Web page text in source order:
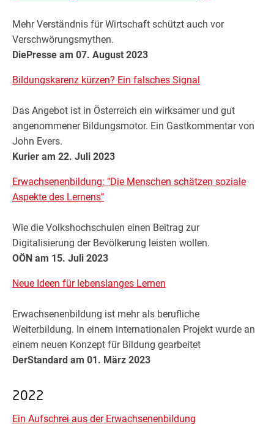
Mehr Verständnis für Wirtschaft schützt auch vor
Verschwörungsmythen.
DiePresse am 07. August 2023
Bildungskarenz kürzen? Ein falsches Signal
Das Angebot ist in Österreich ein wirksamer und gut
angenommener Bildungsmotor. Ein Gastkommentar von
John Evers.
Kurier am 22. Juli 2023
Erwachsenenbildung: "Die Menschen schätzen soziale
Aspekte des Lernens"
Wie die Volkshochschulen einen Beitrag zur
Digitalisierung der Bevölkerung leisten wollen.
OÖN am 15. Juli 2023
Neue Ideen für lebenslanges Lernen
Erwachsenenbildung ist mehr als berufliche
Weiterbildung. In einem internationalen Projekt wurde an
einem neuen Konzept für Bildung gearbeitet
DerStandard am 01. März 2023
2022
Ein Aufschrei aus der Erwachsenenbildung